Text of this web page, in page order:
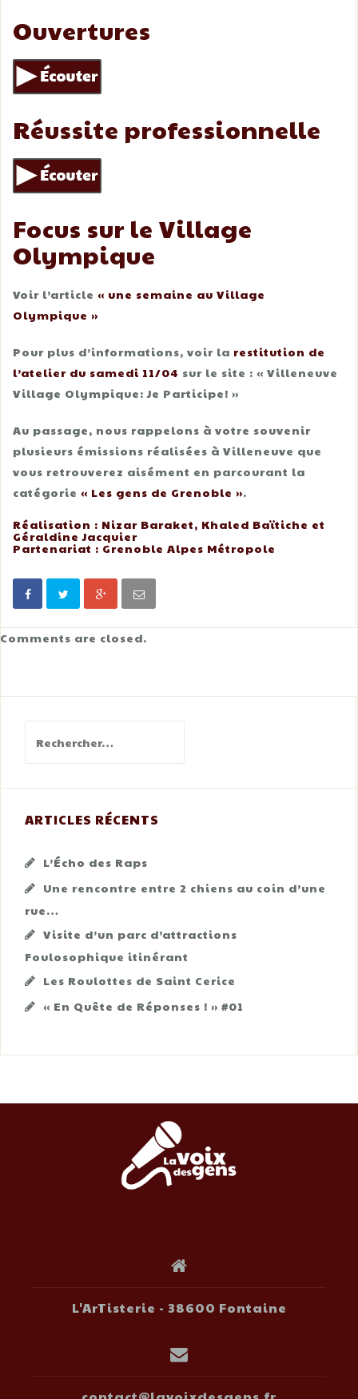
Ouvertures
Réussite professionnelle
Focus sur le Village
Olympique
Voir l’article « une semaine au Village
Olympique »
Pour plus d’informations, voir la restitution de
l’atelier du samedi 11/04 sur le site : « Villeneuve
Village Olympique: Je Participe! »
Au passage, nous rappelons à votre souvenir
plusieurs émissions réalisées à Villeneuve que
vous retrouverez aisément en parcourant la
catégorie « Les gens de Grenoble ».
Réalisation : Nizar Baraket, Khaled Baïtiche et
Géraldine Jacquier
Partenariat : Grenoble Alpes Métropole
Comments are closed.
ARTICLES RÉCENTS
L’Écho des Raps
Une rencontre entre 2 chiens au coin d’une
rue…
Visite d’un parc d’attractions
Foulosophique itinérant
Les Roulottes de Saint Cerice
« En Quête de Réponses ! » #01
L'ArTisterie - 38600 Fontaine